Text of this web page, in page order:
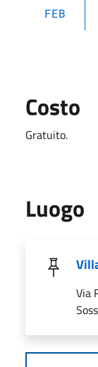
FEB
Costo
Gratuito.
Luogo
Via